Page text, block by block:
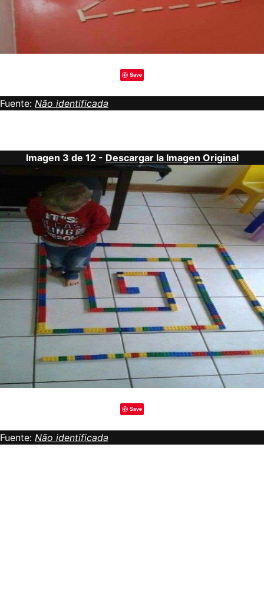
Save
Fuente: Não identificada
Imagen 3 de 12 - Descargar la Imagen Original
Save
Fuente: Não identificada